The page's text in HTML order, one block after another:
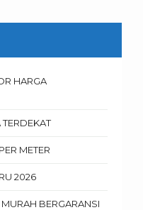
HARGA
METER
2026
BERGARANSI